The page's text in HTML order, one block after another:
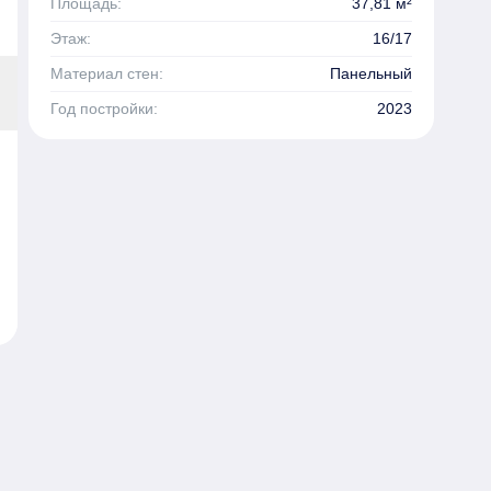
Этаж:
16/17
Материал стен:
Панельный
Год постройки:
2023